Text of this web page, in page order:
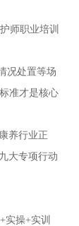
师职业培训
况处置等场
准才是核心
养行业正
大专项行动
操+实训